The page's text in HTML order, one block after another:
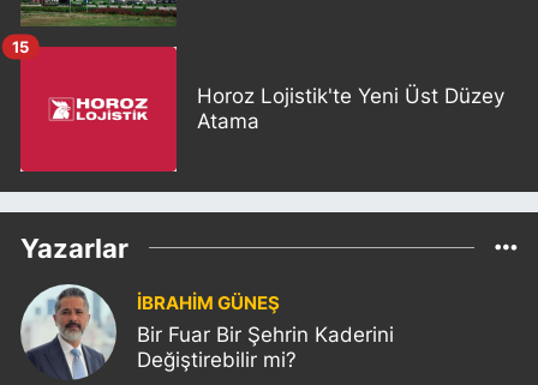
Horoz Lojistik'te Yeni Üst Düzey
Atama
15
Yazarlar
İBRAHİM GÜNEŞ
Bir Fuar Bir Şehrin Kaderini
Değiştirebilir mi?